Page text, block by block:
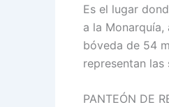
Es el lugar
a la Monarquía,
bóveda de 54
representan
PANTEÓN DE